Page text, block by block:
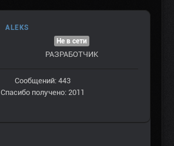
ALEKS
Не в сети
РАЗРАБОТЧИК
Сообщений: 443
Спасибо получено: 2011